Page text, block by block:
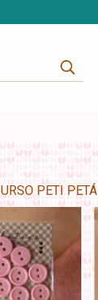
URSO PETI PETÁ